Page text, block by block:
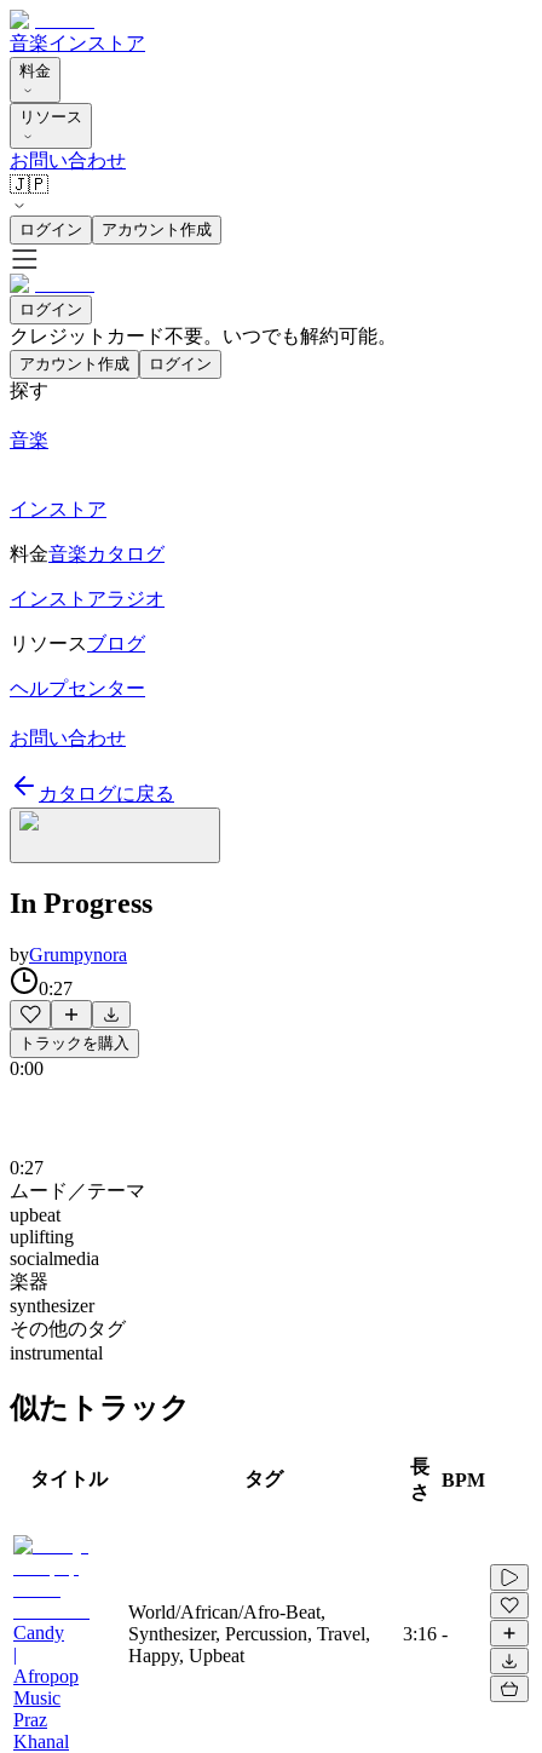
音楽インストア
料金
リソース
お問い合わせ
🇯🇵
ログイン アカウント作成
ログイン
クレジットカード不要。いつでも解約可能。
アカウント作成 ログイン
探す
音楽
インストア
料金音楽カタログ
インストアラジオ
リソースブログ
ヘルプセンター
お問い合わせ
カタログに戻る
In Progress
byGrumpynora
0:27
トラックを購入
0:00
0:27
ムード／テーマ
upbeat
uplifting
socialmedia
楽器
synthesizer
その他のタグ
instrumental
似たトラック
タイトル タグ
長
さ
BPM
Candy
|
Afropop
Music
Praz
Khanal
World/African/Afro-Beat,
Synthesizer, Percussion, Travel,
Happy, Upbeat
3:16 -